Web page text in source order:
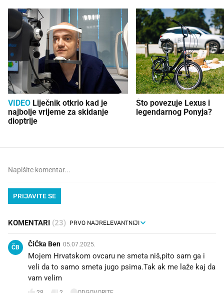
VIDEO
najbolje vrijeme za skidanje
dioptrije
Što povezuje Lexus i
legendarnog Ponyja?
PRIJAVITE SE
KOMENTARI (23)
ČB ČiĆka Ben 05.07.2025.
Mojem Hrvatskom ovcaru ne smeta niš,pito sam ga i
veli da to samo smeta jugo psima.Tak ak me laže kaj da
vam velim 🤣